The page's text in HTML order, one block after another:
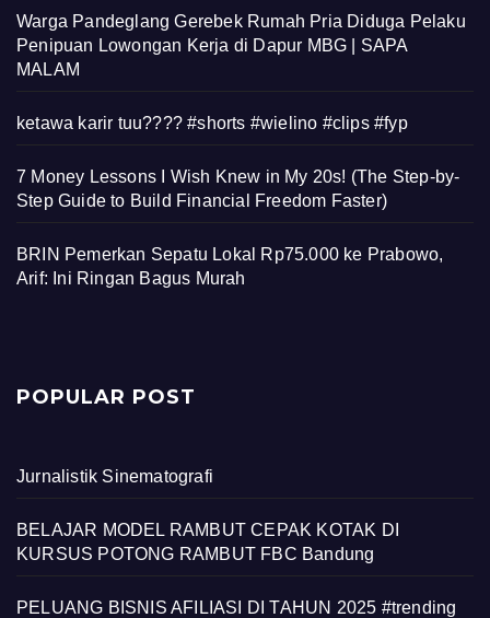
Warga Pandeglang Gerebek Rumah Pria Diduga Pelaku
Penipuan Lowongan Kerja di Dapur MBG | SAPA
MALAM
ketawa karir tuu???? #shorts #wielino #clips #fyp
7 Money Lessons I Wish Knew in My 20s! (The Step-by-
Step Guide to Build Financial Freedom Faster)
BRIN Pemerkan Sepatu Lokal Rp75.000 ke Prabowo,
Arif: Ini Ringan Bagus Murah
POPULAR POST
Jurnalistik Sinematografi
BELAJAR MODEL RAMBUT CEPAK KOTAK DI
KURSUS POTONG RAMBUT FBC Bandung
PELUANG BISNIS AFILIASI DI TAHUN 2025 #trending